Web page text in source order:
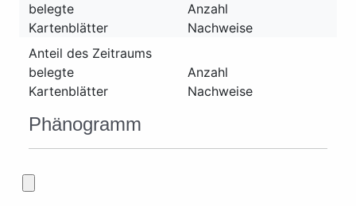
belegte
Kartenblätter
Anzahl
Nachweise
Anteil des Zeitraums
belegte
Kartenblätter
Anzahl
Nachweise
Phänogramm